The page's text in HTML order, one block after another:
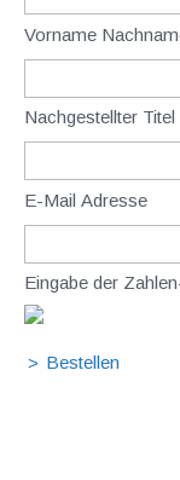
Vorname
Nachgestellter Titel
E-Mail Adresse
Eingabe der